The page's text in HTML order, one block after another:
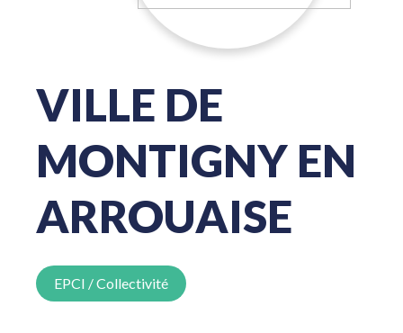
VILLE DE
MONTIGNY EN
ARROUAISE
EPCI / Collectivité